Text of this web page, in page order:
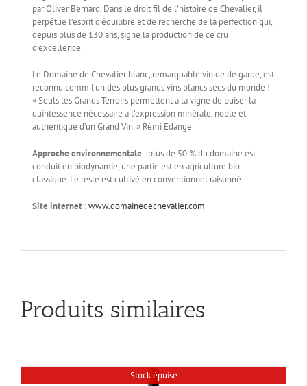
par Oliver Bernard. Dans le droit fil de l’histoire de Chevalier, il
perpétue l’esprit d’équilibre et de recherche de la perfection qui,
depuis plus de 130 ans, signe la production de ce cru
d’excellence.
Le Domaine de Chevalier blanc, remarquable vin de de garde, est
reconnu comm l’un des plus grands vins blancs secs du monde !
« Seuls les Grands Terroirs permettent à la vigne de puiser la
quintessence nécessaire à l’expression minérale, noble et
authentique d’un Grand Vin. » Rémi Edange
Approche environnementale : plus de 50 % du domaine est
conduit en biodynamie, une partie est en agriculture bio
classique. Le reste est cultivé en conventionnel raisonné
Site internet :www.domainedechevalier.com
Produits similaires
Stock épuisé